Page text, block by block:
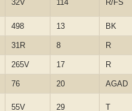
32V 114 R/FS
498 13 BK
31R 8 R
265V 17 R
76 20 AGAD
55V 29 T